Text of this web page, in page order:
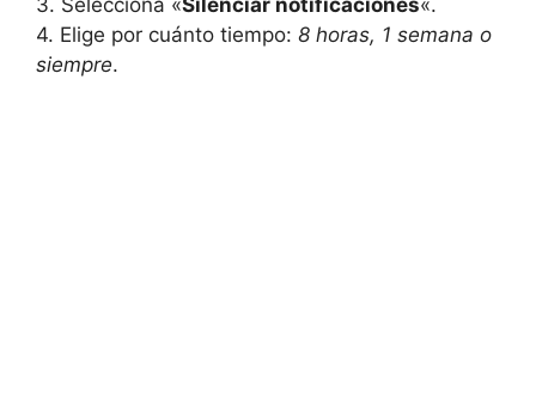
4. Elige por cuánto tiempo: 8 horas, 1 semana o
siempre.